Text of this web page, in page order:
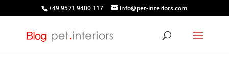
+49 9571 9400 117 info@pet-interiors.com